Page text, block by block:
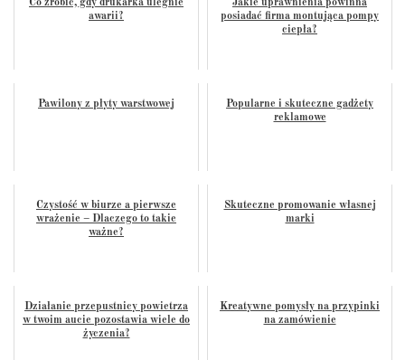
Co zrobić, gdy drukarka ulegnie
awarii?
Jakie uprawnienia powinna
posiadać firma montująca pompy
ciepła?
Pawilony z płyty warstwowej
Popularne i skuteczne gadżety
reklamowe
Czystość w biurze a pierwsze
wrażenie – Dlaczego to takie
ważne?
Skuteczne promowanie własnej
marki
Działanie przepustnicy powietrza
w twoim aucie pozostawia wiele do
życzenia?
Kreatywne pomysły na przypinki
na zamówienie